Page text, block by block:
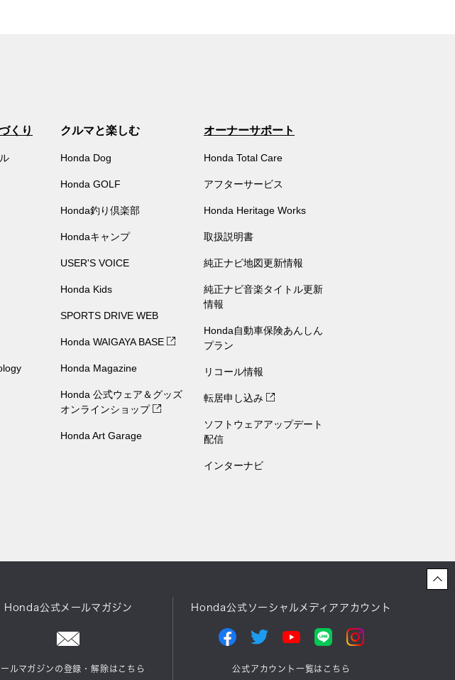
くり クルマと楽しむ
Honda Dog
Honda GOLF
Honda釣り倶楽部
Hondaキャンプ
USER'S VOICE
Honda Kids
SPORTS DRIVE WEB
Honda WAIGAYA BASE
Honda Magazine
Honda 公式ウェア＆グッズ
オンラインショップ
Honda Art Garage
オーナーサポート
Honda Total Care
アフターサービス
Honda Heritage Works
取扱説明書
純正ナビ地図更新情報
純正ナビ音楽タイトル更新
情報
Honda自動車保険あんしん
プラン
リコール情報
転居申し込み
ソフトウェアアップデート
配信
インターナビ
Honda公式メールマガジン
ールマガジンの登録・解除はこちら
Honda公式ソーシャルメディアアカウント
公式アカウント一覧はこちら